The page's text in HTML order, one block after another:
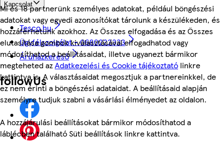
Mi és 18 partnerünk személyes adatokat, például böngészési
adatokat vagy egyedi azonosítókat tárolunk a készülékeden, és
hozzáférhetünk azokhoz. Az Összes elfogadása és az Összes
elutasítása gombok kiválasztásával elfogadhatod vagy
módosíthatod a beállításaidat, illetve ugyanezt bármikor
megteheted azAdatkezelési és Cookie tájékoztató linkre
kattintva is. A választásaidat megosztjuk a partnereinkkel, de
ez nem érinti a böngészési adataidat. A beállításaid alapján
személyre tudjuk szabni a vásárlási élményedet az oldalon.
A hozzájárulási beállításokat bármikor módosíthatod a
láblécben található Süti beállítások linkre kattintva.
Kapcsolat
Tesco.hu
Ügyfélszolgálat - 0680222333
Áruházkereső
followUs